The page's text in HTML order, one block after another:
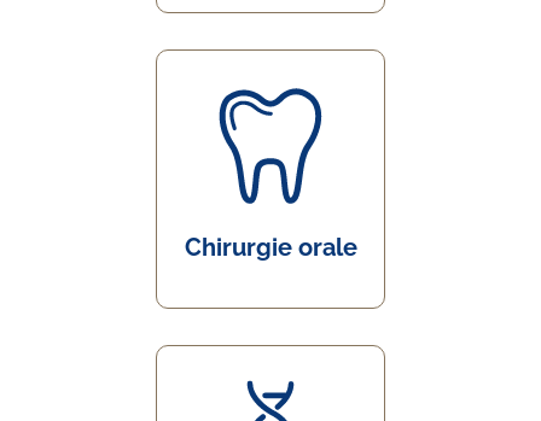
Chirurgie orale